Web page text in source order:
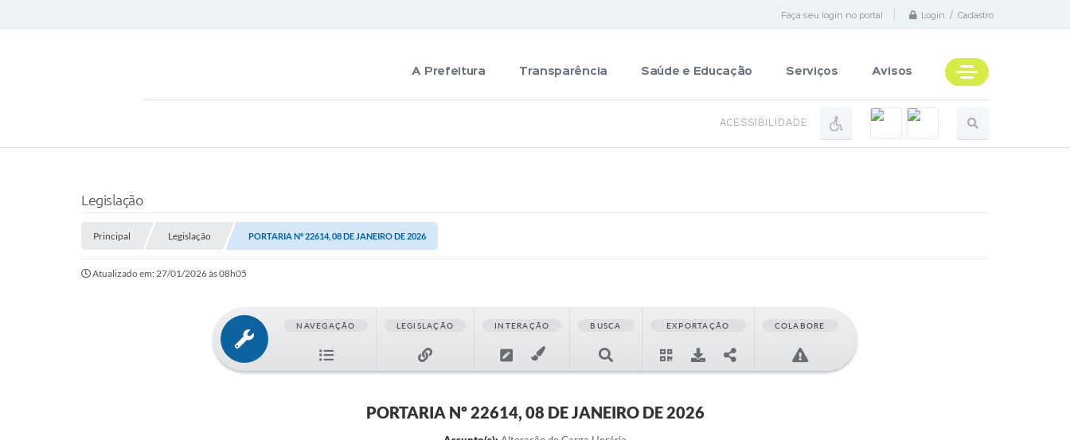
Faça seu login no portal Login / Cadastro
A Prefeitura Transparência Saúde e Educação Serviços Avisos
ACESSIBILIDADE
Legislação
Principal Legislação PORTARIA Nº 22614, 08 DE JANEIRO DE 2026
Atualizado em: 27/01/2026 às 08h05
NAVEGAÇÃO LEGISLAÇÃO INTERAÇÃO BUSCA EXPORTAÇÃO COLABORE
PORTARIA Nº 22614, 08 DE JANEIRO DE 2026